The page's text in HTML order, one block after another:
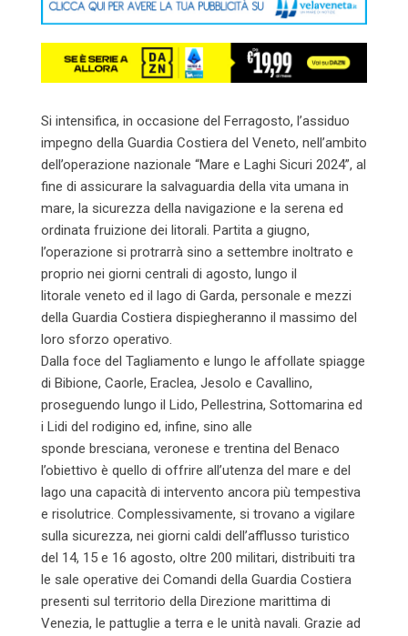
Si intensifica, in occasione del Ferragosto, l’assiduo
impegno della Guardia Costiera del Veneto, nell’ambito
dell’operazione nazionale “Mare e Laghi Sicuri 2024”, al
fine di assicurare la salvaguardia della vita umana in
mare, la sicurezza della navigazione e la serena ed
ordinata fruizione dei litorali. Partita a giugno,
l’operazione si protrarrà sino a settembre inoltrato e
proprio nei giorni centrali di agosto, lungo il
litorale veneto ed il lago di Garda, personale e mezzi
della Guardia Costiera dispiegheranno il massimo del
loro sforzo operativo.
Dalla foce del Tagliamento e lungo le affollate spiagge
di Bibione, Caorle, Eraclea, Jesolo e Cavallino,
proseguendo lungo il Lido, Pellestrina, Sottomarina ed
i Lidi del rodigino ed, infine, sino alle
sponde bresciana, veronese e trentina del Benaco
l’obiettivo è quello di offrire all’utenza del mare e del
lago una capacità di intervento ancora più tempestiva
e risolutrice. Complessivamente, si trovano a vigilare
sulla sicurezza, nei giorni caldi dell’afflusso turistico
del 14, 15 e 16 agosto, oltre 200 militari, distribuiti tra
le sale operative dei Comandi della Guardia Costiera
presenti sul territorio della Direzione marittima di
Venezia, le pattuglie a terra e le unità navali. Grazie ad